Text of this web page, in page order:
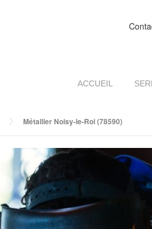
ACCUEIL
Métallier Noisy-le-Roi (78590)